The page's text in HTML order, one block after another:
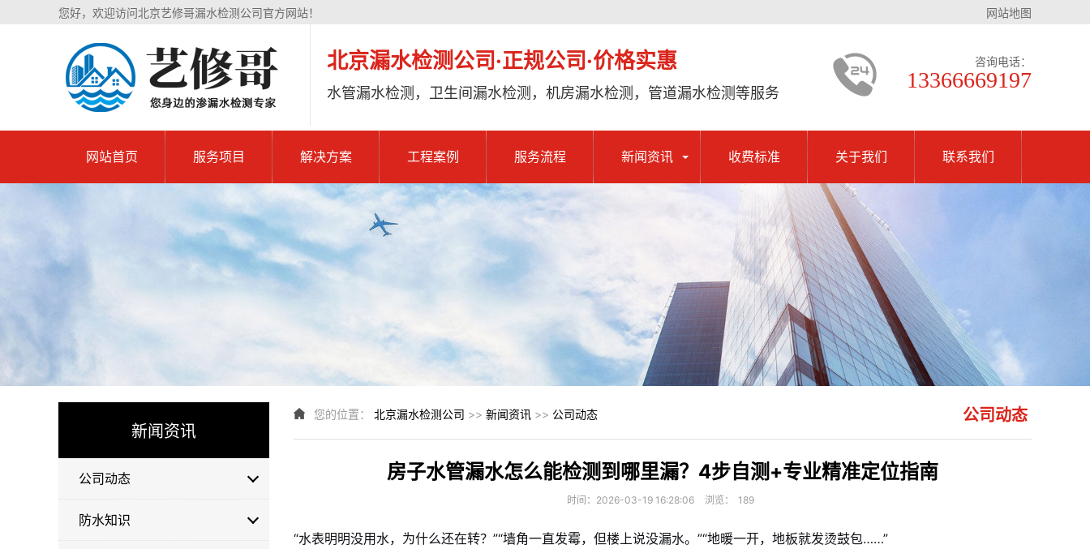
您好，欢迎访问北京艺修哥漏水检测公司官方网站！ 网站地图
北京漏水检测公司·正规公司·价格实惠
水管漏水检测，卫生间漏水检测，机房漏水检测，管道漏水检测等服务
咨询电话：
13366669197
网站首页 服务项目 解决方案 工程案例 服务流程 新闻资讯 收费标准 关于我们 联系我们
新闻资讯
公司动态
防水知识
您的位置： 北京漏水检测公司 >> 新闻资讯 >> 公司动态 公司动态
房子水管漏水怎么能检测到哪里漏？4步自测+专业精准定位指南
时间：2026-03-19 16:28:06 浏览： 189
“水表明明没用水，为什么还在转？”“墙角一直发霉，但楼上说没漏水。”“地暖一开，地板就发烫鼓包……”